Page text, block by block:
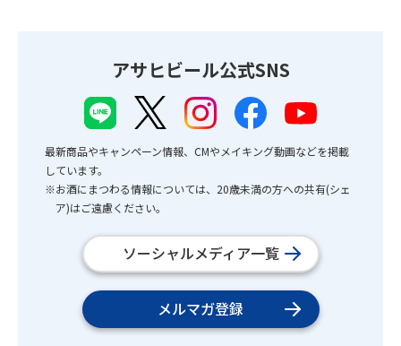
アサヒビール公式SNS
最新商品やキャンペーン情報、CMやメイキング動画などを掲載
しています。
※お酒にまつわる情報については、20歳未満の方への共有(シェ
ア)はご遠慮ください。
ソーシャルメディア一覧
メルマガ登録